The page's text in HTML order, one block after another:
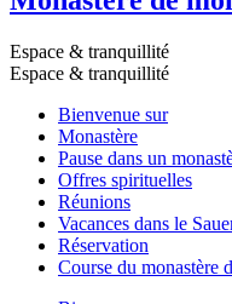
Espace & tranquillité
Espace & tranquillité
Bienvenue sur
Monastère
Pause dans un
Offres spirituelles
Réunions
Vacances dans le
Réservation
Course du monastère